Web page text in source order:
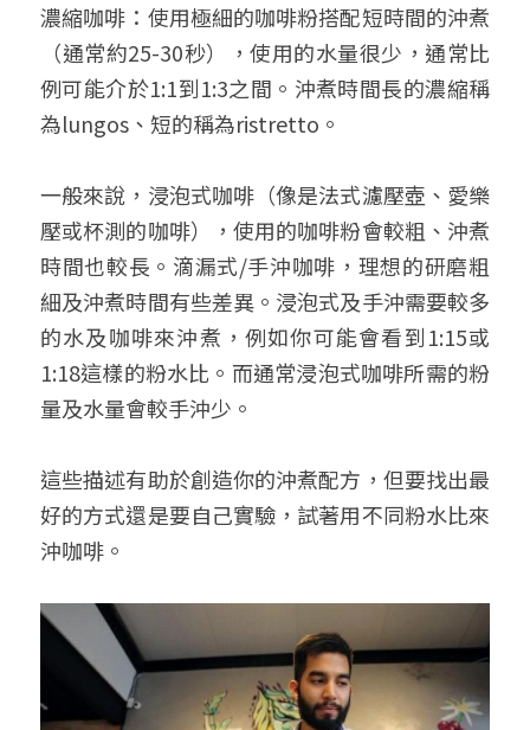
濃縮咖啡：使用極細的咖啡粉搭配短時間的沖煮
（通常約25-30秒），使用的水量很少，通常比
例可能介於1:1到1:3之間。沖煮時間長的濃縮稱
為lungos、短的稱為ristretto。
一般來說，浸泡式咖啡（像是法式濾壓壺、愛樂
壓或杯測的咖啡），使用的咖啡粉會較粗、沖煮
時間也較長。滴漏式/手沖咖啡，理想的研磨粗
細及沖煮時間有些差異。浸泡式及手沖需要較多
的水及咖啡來沖煮，例如你可能會看到1:15或
1:18這樣的粉水比。而通常浸泡式咖啡所需的粉
量及水量會較手沖少。
這些描述有助於創造你的沖煮配方，但要找出最
好的方式還是要自己實驗，試著用不同粉水比來
沖咖啡。